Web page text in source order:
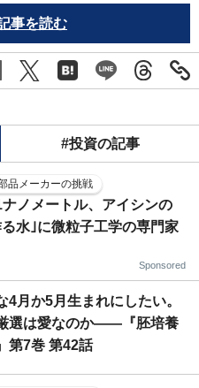
事を読む
#投資の記事
品メーカーの挑戦
ノメートル、アイシンの
水｣に微粒子工学の専門家
Sponsored
4月か5月生まれにしたい。
選は愛なのか――『胚培養
第7巻 第42話